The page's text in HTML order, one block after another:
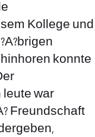
Kollege und
konnte
war
Freundschaft